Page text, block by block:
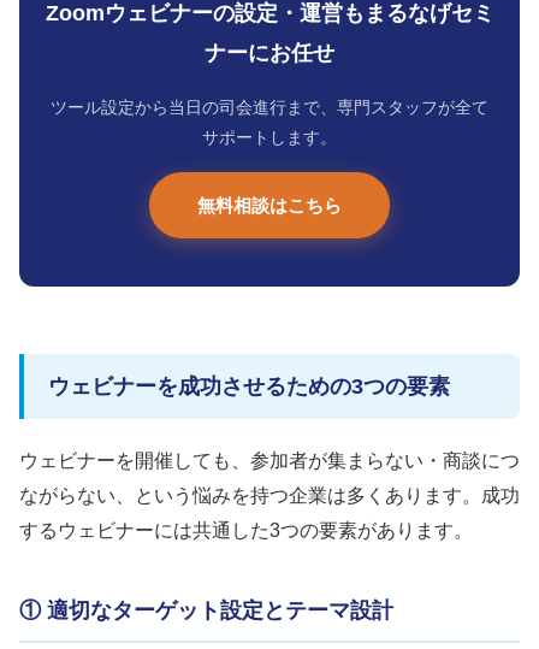
Zoomウェビナーの設定・運営もまるなげセミ
ナーにお任せ
ツール設定から当日の司会進行まで、専門スタッフが全て
サポートします。
無料相談はこちら
ウェビナーを成功させるための3つの要素
ウェビナーを開催しても、参加者が集まらない・商談につ
ながらない、という悩みを持つ企業は多くあります。成功
するウェビナーには共通した3つの要素があります。
① 適切なターゲット設定とテーマ設計